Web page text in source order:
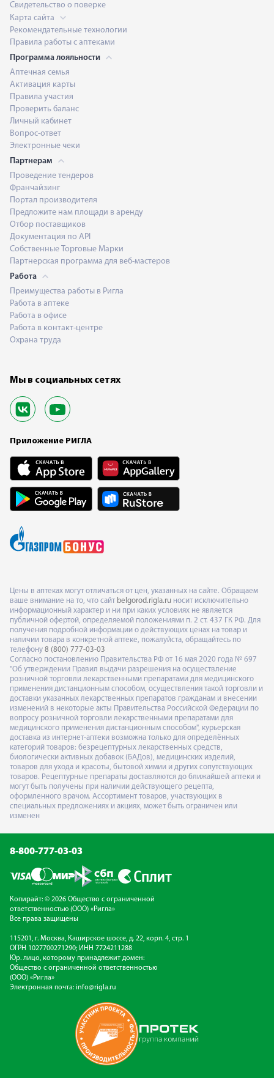
Свидетельство о поверке
Карта сайта
Рекомендательные технологии
Правила работы с аптеками
Программа лояльности
Аптечная семья
Активация карты
Правила участия
Проверить баланс
Личный кабинет
Вопрос-ответ
Электронные чеки
Партнерам
Проведение тендеров
Франчайзинг
Портал производителя
Предложите нам площади в аренду
Отбор поставщиков
Документация по API
Собственные Торговые Марки
Партнерская программа для веб-мастеров
Работа
Преимущества работы в Ригла
Работа в аптеке
Работа в офисе
Работа в контакт-центре
Охрана труда
Мы в социальных сетях
Приложение РИГЛА
Цены в аптеках могут отличаться от цен, указанных на сайте. Обращаем
ваше внимание на то, что сайт belgorod.rigla.ru носит исключительно
информационный характер и ни при каких условиях не является
публичной офертой, определяемой положениями п. 2 ст. 437 ГК РФ. Для
получения подробной информации о действующих ценах на товар и
наличии товара в конкретной аптеке, пожалуйста, обращайтесь по
телефону 8 (800) 777-03-03
Согласно постановлению Правительства РФ от 16 мая 2020 года № 697
"Об утверждении Правил выдачи разрешения на осуществление
розничной торговли лекарственными препаратами для медицинского
применения дистанционным способом, осуществления такой торговли и
доставки указанных лекарственных препаратов гражданам и внесении
изменений в некоторые акты Правительства Российской Федерации по
вопросу розничной торговли лекарственными препаратами для
медицинского применения дистанционным способом", курьерская
доставка из интернет-аптеки возможна только для определённых
категорий товаров: безрецептурных лекарственных средств,
биологически активных добавок (БАДов), медицинских изделий,
товаров для ухода и красоты, бытовой химии и других сопутствующих
товаров. Рецептурные препараты доставляются до ближайшей аптеки и
могут быть получены при наличии действующего рецепта,
оформленного врачом. Ассортимент товаров, участвующих в
специальных предложениях и акциях, может быть ограничен или
изменен
8-800-777-03-03
Копирайт: © 2026 Общество с ограниченной
ответственностью (ООО) «Ригла»
Все права защищены
115201, г. Москва, Каширское шоссе, д. 22, корп. 4, стр. 1
ОГРН 1027700271290; ИНН 7724211288
Юр. лицо, которому принадлежит домен:
Общество с ограниченной ответственностью
(ООО) «Ригла»
Электронная почта: info@rigla.ru